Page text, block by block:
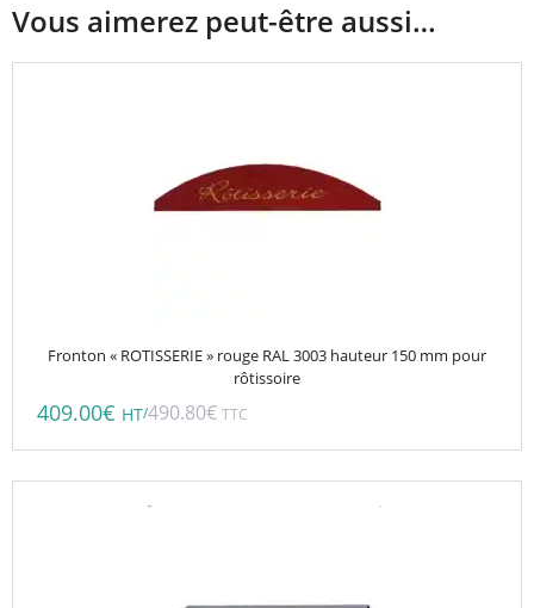
Vous aimerez peut-être aussi…
Fronton « ROTISSERIE » rouge RAL 3003 hauteur 150 mm pour
rôtissoire
409.00€ HT/490.80€ TTC